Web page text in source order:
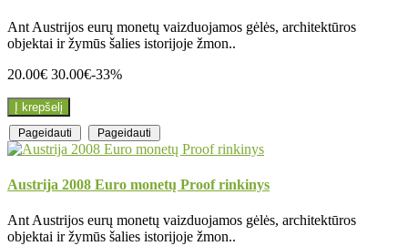
Ant Austrijos eurų monetų vaizduojamos gėlės, architektūros
objektai ir žymūs šalies istorijoje žmon..
20.00€ 30.00€-33%
Į krepšelį
Pageidauti Pageidauti
Austrija 2008 Euro monetų Proof rinkinys
Ant Austrijos eurų monetų vaizduojamos gėlės, architektūros
objektai ir žymūs šalies istorijoje žmon..